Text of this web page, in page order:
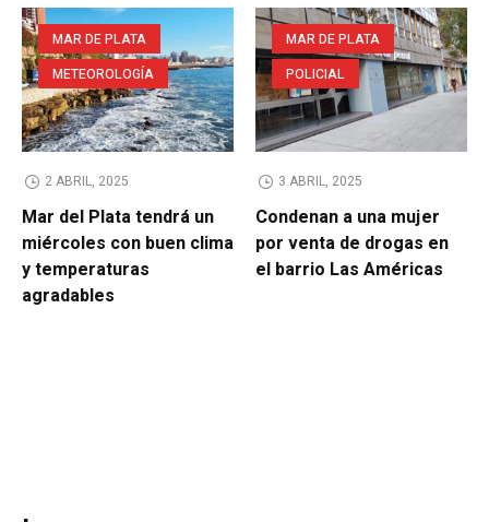
MAR DE PLATA
METEOROLOGÍA
2 ABRIL, 2025
Mar del Plata tendrá un
miércoles con buen clima
y temperaturas
agradables
MAR DE PLATA
POLICIAL
3 ABRIL, 2025
Condenan a una mujer
por venta de drogas en
el barrio Las Américas